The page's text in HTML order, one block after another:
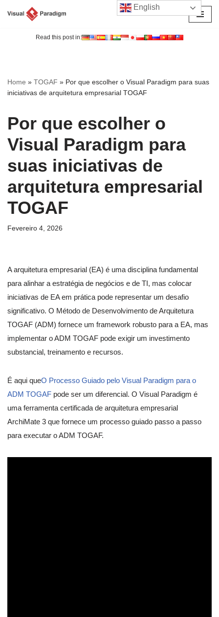
Read this post in:
Home » TOGAF » Por que escolher o Visual Paradigm para suas
iniciativas de arquitetura empresarial TOGAF
Por que escolher o
Visual Paradigm para
suas iniciativas de
arquitetura empresarial
TOGAF
Fevereiro 4, 2026
A arquitetura empresarial (EA) é uma disciplina fundamental
para alinhar a estratégia de negócios e de TI, mas colocar
iniciativas de EA em prática pode representar um desafio
significativo. O Método de Desenvolvimento de Arquitetura
TOGAF (ADM) fornece um framework robusto para a EA, mas
implementar o ADM TOGAF pode exigir um investimento
substancial, treinamento e recursos.
É aqui queO Processo Guiado pelo Visual Paradigm para o
ADM TOGAF pode ser um diferencial. O Visual Paradigm é
uma ferramenta certificada de arquitetura empresarial
ArchiMate 3 que fornece um processo guiado passo a passo
para executar o ADM TOGAF.
English